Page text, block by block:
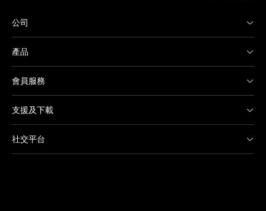
公司
產品
會員服務
支援及下載
社交平台